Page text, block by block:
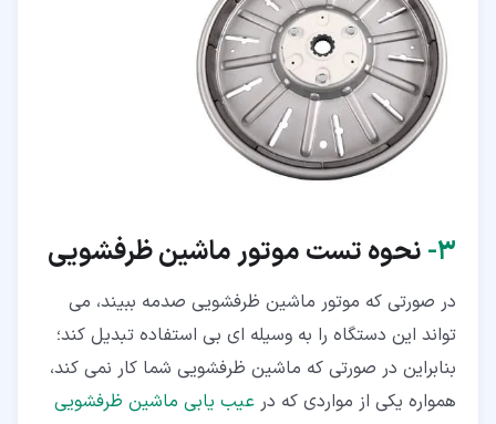
۳‏- نحوه تست موتور ماشین ظرفشویی
در صورتی که موتور ماشین ظرفشویی صدمه ببیند، می
تواند این دستگاه را به وسیله ای بی استفاده تبدیل کند؛
بنابراین در صورتی که ماشین ظرفشویی شما کار نمی کند،
همواره یکی از مواردی که در عیب یابی ماشین ظرفشویی